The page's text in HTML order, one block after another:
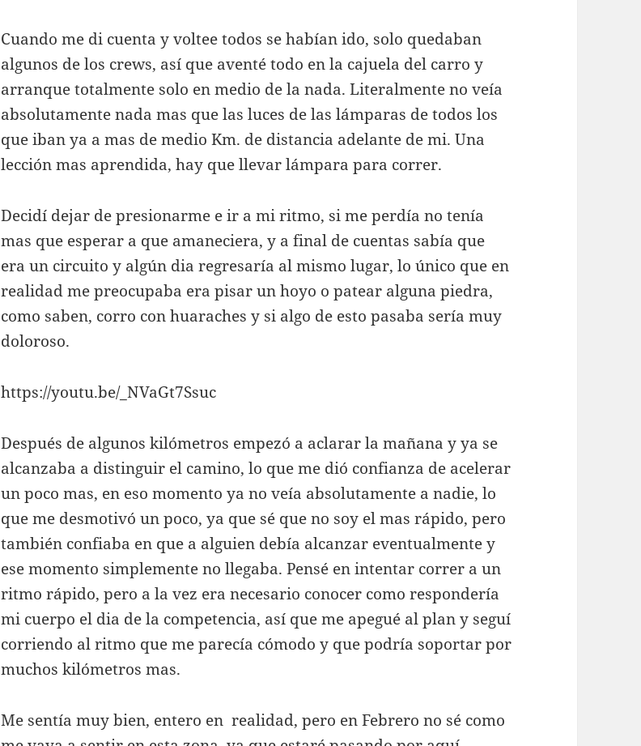
Cuando me di cuenta y voltee todos se habían ido, solo quedaban
algunos de los crews, así que aventé todo en la cajuela del carro y
arranque totalmente solo en medio de la nada. Literalmente no veía
absolutamente nada mas que las luces de las lámparas de todos los
que iban ya a mas de medio Km. de distancia adelante de mi. Una
lección mas aprendida, hay que llevar lámpara para correr.
Decidí dejar de presionarme e ir a mi ritmo, si me perdía no tenía
mas que esperar a que amaneciera, y a final de cuentas sabía que
era un circuito y algún dia regresaría al mismo lugar, lo único que en
realidad me preocupaba era pisar un hoyo o patear alguna piedra,
como saben, corro con huaraches y si algo de esto pasaba sería muy
doloroso.
https://youtu.be/_NVaGt7Ssuc
Después de algunos kilómetros empezó a aclarar la mañana y ya se
alcanzaba a distinguir el camino, lo que me dió confianza de acelerar
un poco mas, en eso momento ya no veía absolutamente a nadie, lo
que me desmotivó un poco, ya que sé que no soy el mas rápido, pero
también confiaba en que a alguien debía alcanzar eventualmente y
ese momento simplemente no llegaba. Pensé en intentar correr a un
ritmo rápido, pero a la vez era necesario conocer como respondería
mi cuerpo el dia de la competencia, así que me apegué al plan y seguí
corriendo al ritmo que me parecía cómodo y que podría soportar por
muchos kilómetros mas.
Me sentía muy bien, entero en realidad, pero en Febrero no sé como